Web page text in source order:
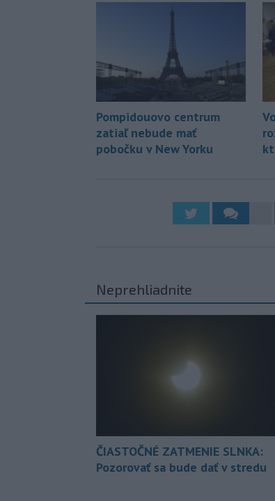
Pompidouovo centrum
zatiaľ nebude mať
pobočku v New Yorku
Neprehliadnite
ČIASTOČNÉ ZATMENIE SLNKA:
Pozorovať sa bude dať v stredu